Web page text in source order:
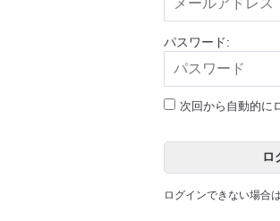
パスワード:
次回から自動的に
ロ
ログインできない場合